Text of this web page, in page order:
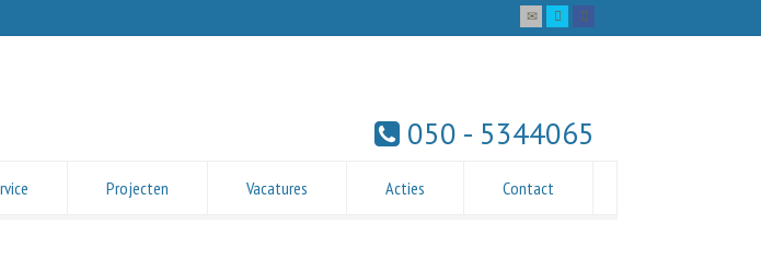
050 - 5344065
Projecten Vacatures Acties Contact